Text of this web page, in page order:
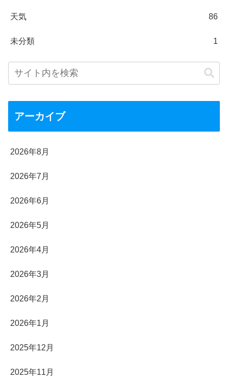
天気 86
未分類 1
アーカイブ
2026年8月
2026年7月
2026年6月
2026年5月
2026年4月
2026年3月
2026年2月
2026年1月
2025年12月
2025年11月